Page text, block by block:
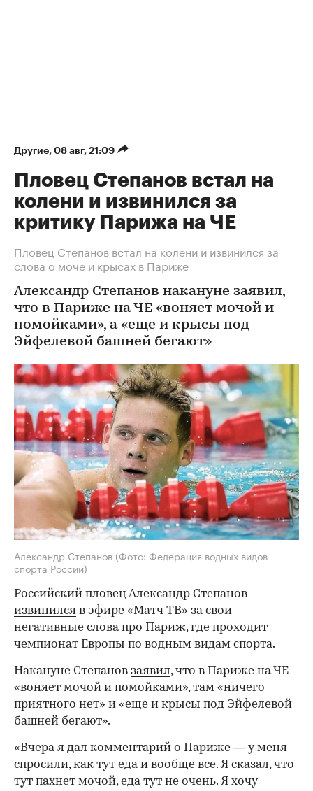
Другие⁠, 08 авг, 21:09
Пловец Степанов встал на
колени и извинился за
критику Парижа на ЧЕ
Пловец Степанов встал на колени и извинился за
слова о моче и крысах в Париже
Александр Степанов накануне заявил,
что в Париже на ЧЕ «воняет мочой и
помойками», а «еще и крысы под
Эйфелевой башней бегают»
Александр Степанов (Фото: Федерация водных видов
спорта России)
Российский пловец Александр Степанов
извинился в эфире «Матч ТВ» за свои
негативные слова про Париж, где проходит
чемпионат Европы по водным видам спорта.
Накануне Степанов заявил, что в Париже на ЧЕ
«воняет мочой и помойками», там «ничего
приятного нет» и «еще и крысы под Эйфелевой
башней бегают».
«Вчера я дал комментарий о Париже — у меня
спросили, как тут еда и вообще все. Я сказал, что
тут пахнет мочой, еда тут не очень. Я хочу